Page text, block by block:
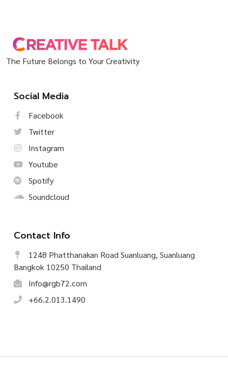
The Future Belongs to Your Creativity
Social Media
Facebook
Twitter
Instagram
Youtube
Spotify
Soundcloud
Contact Info
1248 Phatthanakan Road Suanluang, Suanluang
Bangkok 10250 Thailand
Info@rgb72.com
+66.2.013.1490